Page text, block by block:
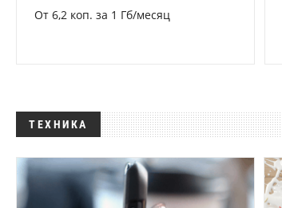
От 6,2 коп. за 1 Гб/месяц
ТЕХНИКА